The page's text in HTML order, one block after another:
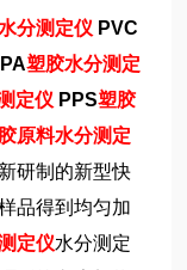
分测定仪 PVC
PA塑胶水分测定
定仪 PPS塑胶
原料水分测定
研制的新型快
品得到均匀加
定仪水分测定